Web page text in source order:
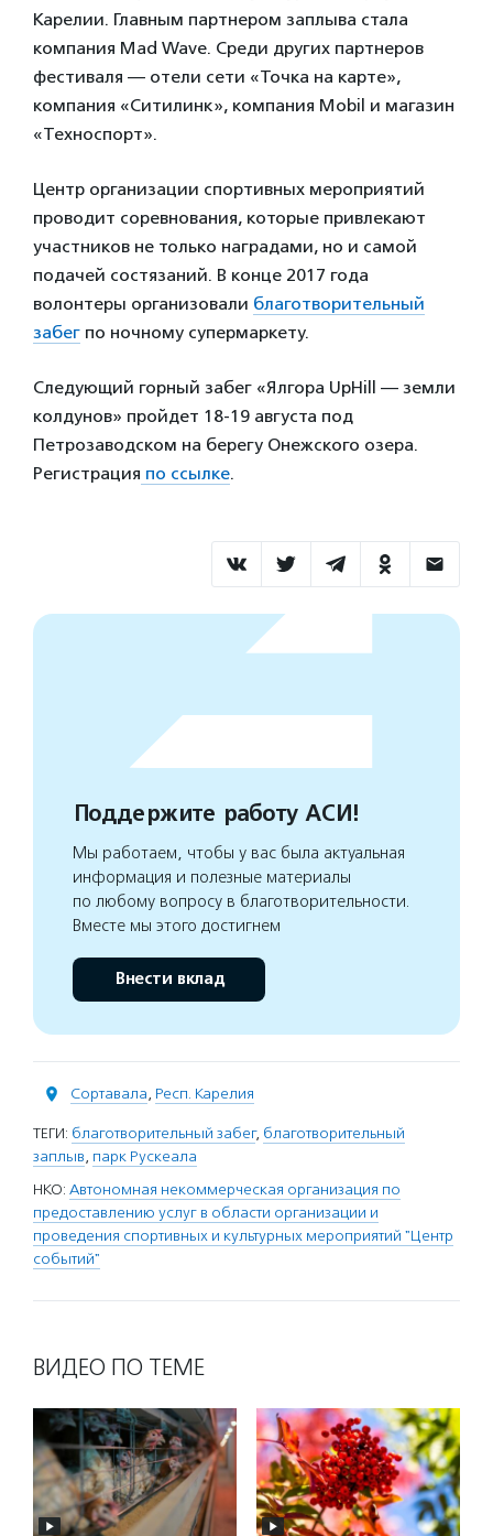
Карелии. Главным партнером заплыва стала
компания Mad Wave. Среди других партнеров
фестиваля — отели сети «Точка на карте»,
компания «Ситилинк», компания Mobil и магазин
«Техноспорт».
Центр организации спортивных мероприятий
проводит соревнования, которые привлекают
участников не только наградами, но и самой
подачей состязаний. В конце 2017 года
волонтеры организовали благотворительный
забег по ночному супермаркету.
Следующий горный забег «Ялгора UpHill — земли
колдунов» пройдет 18-19 августа под
Петрозаводском на берегу Онежского озера.
Регистрация по ссылке.
Поддержите работу АСИ!
Мы работаем, чтобы у вас была актуальная
информация и полезные материалы
по любому вопросу в благотворительности.
Вместе мы этого достигнем
Внести вклад
Сортавала, Респ. Карелия
ТЕГИ: благотворительный забег, благотворительный
заплыв, парк Рускеала
НКО: Автономная некоммерческая организация по
предоставлению услуг в области организации и
проведения спортивных и культурных мероприятий "Центр
событий"
ВИДЕО ПО ТЕМЕ